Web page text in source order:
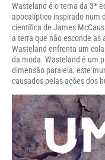
Wasteland é o tema da 3ª
apocalíptico inspirado num
científica de James
a terra que não esconde as
Wasteland enfrenta um
da moda. Wasteland é um
dimensão paralela, este
causados pelas ações dos